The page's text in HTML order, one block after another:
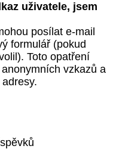
uživatele, jsem
posílat e-mail
formulář (pokud
Toto opatření
vzkazů a